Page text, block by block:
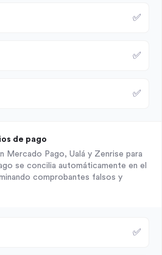
✅
✅
✅
de pago
Mercado Pago, Ualá y Zenrise para
se concilia automáticamente en el
comprobantes falsos y
✅